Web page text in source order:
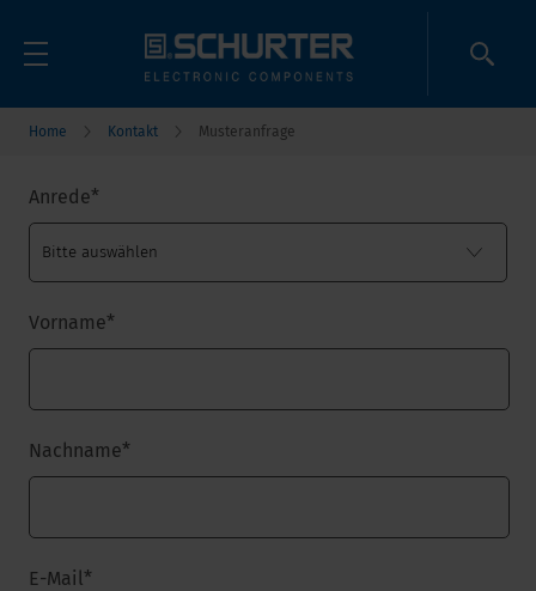
Home Kontakt Musteranfrage
Anrede*
Vorname*
Nachname*
E-Mail*